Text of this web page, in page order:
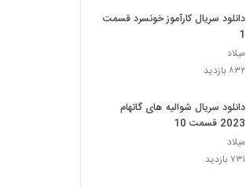
دانلود سریال کارآموز خونسرد قسمت
1
میلاد
۸۳۲ بازدید
دانلود سریال شوالیه های گاتهام
2023 قسمت 10
میلاد
۷۳۱ بازدید